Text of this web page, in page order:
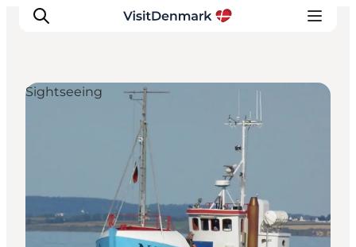
Destinations
Hébergements
Planifiez votre voyage
Sightseeing